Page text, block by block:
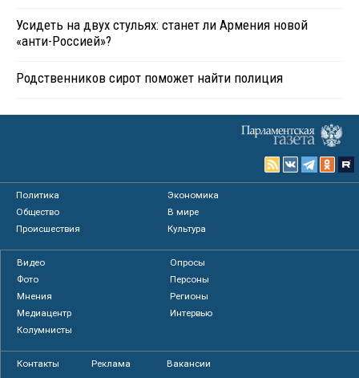
Усидеть на двух стульях: станет ли Армения новой
«анти-Россией»?
Родственников сирот поможет найти полиция
Политика
Экономика
Общество
В мире
Происшествия
Культура
Видео
Опросы
Фото
Персоны
Мнения
Регионы
Медиацентр
Интервью
Колумнисты
Контакты Реклама Вакансии